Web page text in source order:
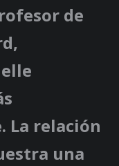
de
La relación
una